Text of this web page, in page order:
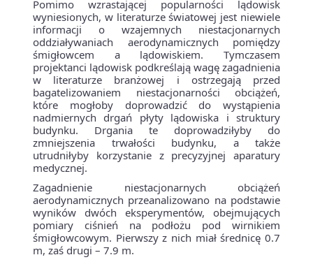
Pomimo wzrastającej popularności lądowisk
wyniesionych, w literaturze światowej jest niewiele
informacji o wzajemnych niestacjonarnych
oddziaływaniach aerodynamicznych pomiędzy
śmigłowcem a lądowiskiem. Tymczasem
projektanci lądowisk podkreślają wagę zagadnienia
w literaturze branżowej i ostrzegają przed
bagatelizowaniem niestacjonarności obciążeń,
które mogłoby doprowadzić do wystąpienia
nadmiernych drgań płyty lądowiska i struktury
budynku. Drgania te doprowadziłyby do
zmniejszenia trwałości budynku, a także
utrudniłyby korzystanie z precyzyjnej aparatury
medycznej.
Zagadnienie niestacjonarnych obciążeń
aerodynamicznych przeanalizowano na podstawie
wyników dwóch eksperymentów, obejmujących
pomiary ciśnień na podłożu pod wirnikiem
śmigłowcowym. Pierwszy z nich miał średnicę 0.7
m, zaś drugi – 7.9 m.